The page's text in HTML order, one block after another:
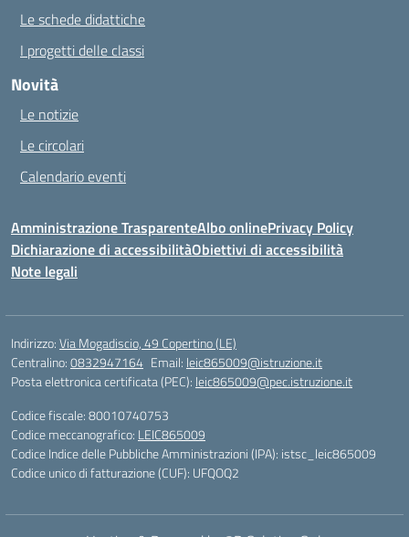
Le schede didattiche
I progetti delle classi
Novità
Le notizie
Le circolari
Calendario eventi
Amministrazione TrasparenteAlbo onlinePrivacy Policy
Dichiarazione di accessibilitàObiettivi di accessibilità
Note legali
Indirizzo:Via Mogadiscio, 49 Copertino (LE)
Centralino:0832947164 Email: leic865009@istruzione.it
Posta elettronica certificata (PEC): leic865009@pec.istruzione.it
Codice fiscale: 80010740753
Codice meccanografico: LEIC865009
Codice Indice delle Pubbliche Amministrazioni (IPA): istsc_leic865009
Codice unico di fatturazione (CUF): UFQOQ2